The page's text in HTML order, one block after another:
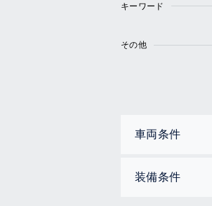
キーワード
その他
車両条件
装備条件